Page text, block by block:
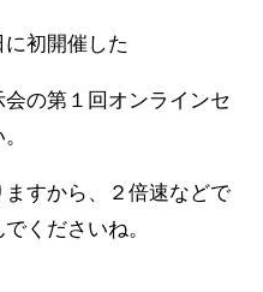
初開催した
の第１回オンラインセ
すから、２倍速などで
くださいね。